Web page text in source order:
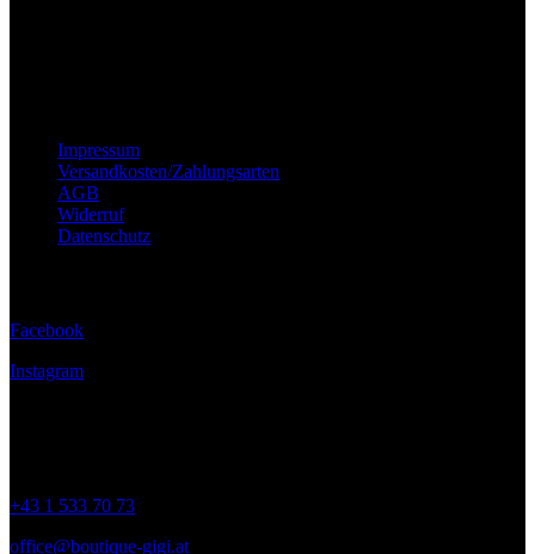
Impressum
Versandkosten/Zahlungsarten
AGB
Widerruf
Datenschutz
Facebook
Instagram
+43 1 533 70 73
office@boutique-gigi.at